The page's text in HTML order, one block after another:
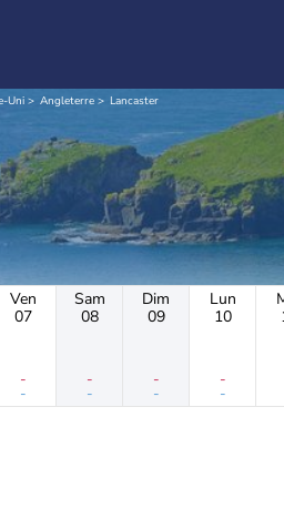
Uni Angleterre Lancaster
Ven
07
-
-
Sam
08
-
-
Dim
09
-
-
Lun
10
-
-